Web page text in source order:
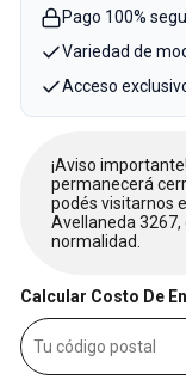
Pago 100%
Variedad de
Acceso
¡Aviso
permanecerá
podés visitarnos
Avellaneda
normalidad.
Calcular Costo De